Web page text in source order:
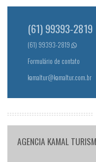
(61) 99393-2819
(61) 99393-2819
Formulário de contato
kamaltur@kamaltur.com.br
AGENCIA KAMAL